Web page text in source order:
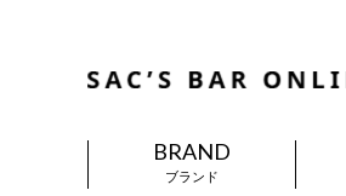
BRAND
ブランド